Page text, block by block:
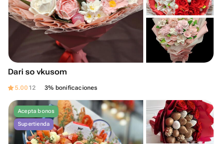
Dari so vkusom
5.00 12 3% bonificaciones
Acepta bonos
Supertienda